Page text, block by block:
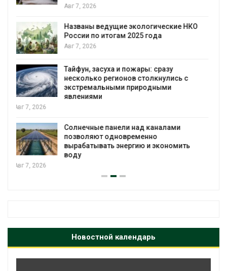
Авг 6, 2026
В китайской провинции Шэньси из-за
паводков эвакуировали более 140 тыс.
человек
МЕГА и ВкусВилл установили
экообменники для сбора вторсырья
Авг 6, 2026
воду из воздуха с помощью ветра
Авг 6, 2026
Новостной календарь